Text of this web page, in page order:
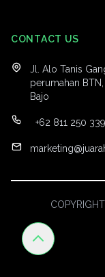
CONTACT US
Jl. Alo Tanis
perumahan
Bajo
+62 811 250